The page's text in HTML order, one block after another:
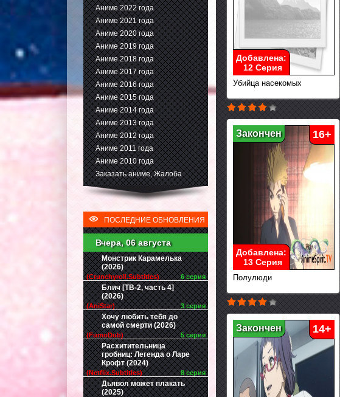
Аниме 2022 года
Аниме 2021 года
Аниме 2020 года
Аниме 2019 года
Аниме 2018 года
Аниме 2017 года
Аниме 2016 года
Аниме 2015 года
Аниме 2014 года
Аниме 2013 года
Аниме 2012 года
Аниме 2011 года
Аниме 2010 года
Заказать аниме, Жалоба
ПОСЛЕДНИЕ ОБНОВЛЕНИЯ
Вчера, 06 августа
Монстрик Карамелька
(2026)
(Crunchyroll.Subtitles) 6 серия
Блич [ТВ-2, часть 4]
(2026)
(AniStar) 3 серия
Хочу любить тебя до
самой смерти (2026)
(FumoDub) 5 серия
Расхитительница
гробниц: Легенда о Ларе
Крофт (2024)
(Netflix.Subtitles) 8 серия
Дьявол может плакать
(2025)
Убийца насекомых
Добавлена:
12 Серия
Полулюди
Закончен 16+
Добавлена:
13 Серия
Закончен 14+